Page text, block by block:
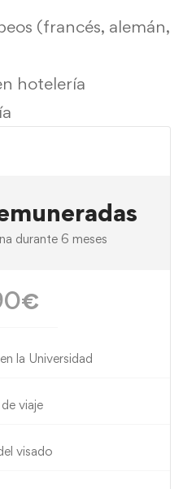
(francés, alemán,
hotelería
durante 6 meses
€
la Universidad
viaje
visado